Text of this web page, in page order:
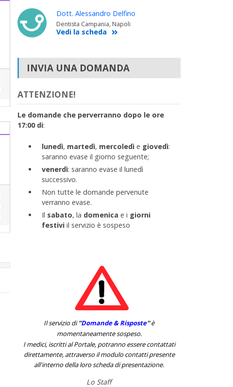
Dott. Alessandro Delfino
Dentista Campania, Napoli
Vedi la scheda
INVIA UNA DOMANDA
ATTENZIONE!
Le domande che perverranno dopo le ore
17:00 di:
lunedì, martedì, mercoledì e giovedì:
saranno evase il giorno seguente;
venerdì: saranno evase il lunedì
successivo.
Non tutte le domande pervenute
verranno evase.
Il sabato, la domenica e i giorni
festiviil servizio è sospeso
Il servizio di''Domande & Risposte''è
momentaneamente sospeso.
I medici, iscritti al Portale, potranno essere contattati
direttamente, attraverso il modulo contatti presente
all'interno della loro scheda di presentazione.
Lo Staff